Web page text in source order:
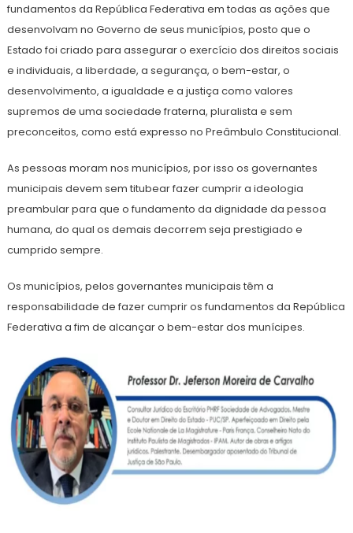
fundamentos da República Federativa em todas as ações que
desenvolvam no Governo de seus municípios, posto que o
Estado foi criado para assegurar o exercício dos direitos sociais
e individuais, a liberdade, a segurança, o bem-estar, o
desenvolvimento, a igualdade e a justiça como valores
supremos de uma sociedade fraterna, pluralista e sem
preconceitos, como está expresso no Preâmbulo Constitucional.
As pessoas moram nos municípios, por isso os governantes
municipais devem sem titubear fazer cumprir a ideologia
preambular para que o fundamento da dignidade da pessoa
humana, do qual os demais decorrem seja prestigiado e
cumprido sempre.
Os municípios, pelos governantes municipais têm a
responsabilidade de fazer cumprir os fundamentos da República
Federativa a fim de alcançar o bem-estar dos munícipes.